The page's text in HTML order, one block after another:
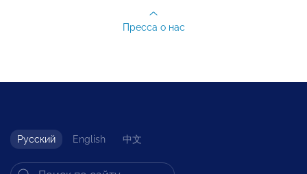
Пресса о нас
Русский English 中文